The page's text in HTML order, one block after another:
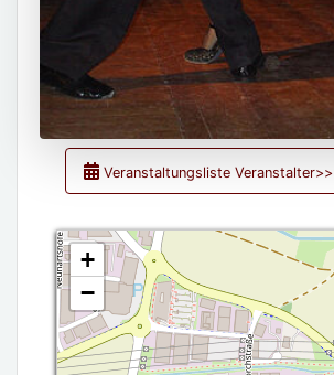
Veranstaltungsliste Veranstalter>>
+
−